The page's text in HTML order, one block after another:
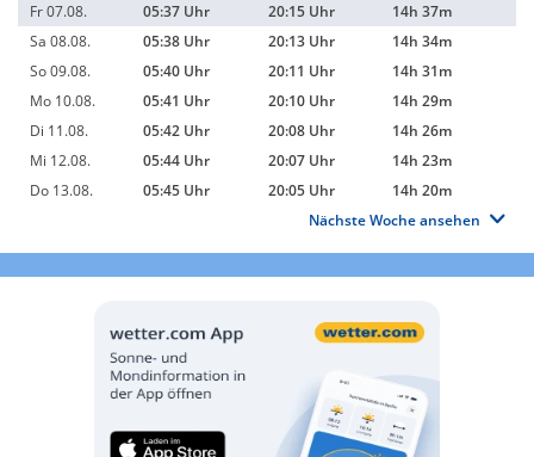
Fr 07.08.
05:37 Uhr 20:15 Uhr
14h 37m
Sa 08.08.
05:38 Uhr 20:13 Uhr
14h 34m
So 09.08.
05:40 Uhr 20:11 Uhr
14h 31m
Mo 10.08.
05:41 Uhr 20:10 Uhr
14h 29m
Di 11.08.
05:42 Uhr 20:08 Uhr
14h 26m
Mi 12.08.
05:44 Uhr 20:07 Uhr
14h 23m
Do 13.08.
05:45 Uhr 20:05 Uhr
14h 20m
Nächste Woche ansehen